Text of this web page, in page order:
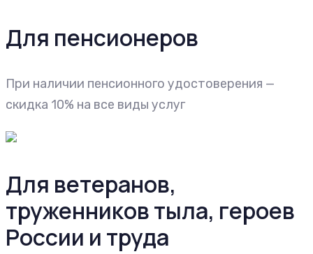
Для пенсионеров
При наличии пенсионного удостоверения —
скидка 10% на все виды услуг
Для ветеранов,
труженников тыла, героев
России и труда